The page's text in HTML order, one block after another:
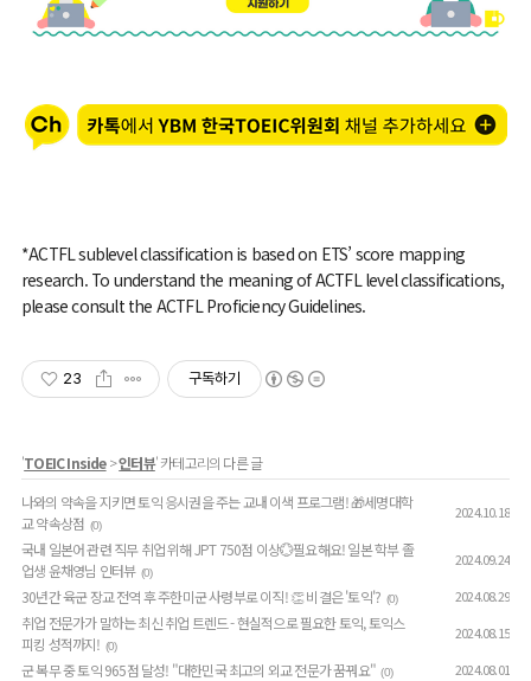
*ACTFL sublevel classification is based on ETS’ score mapping
research. To understand the meaning of ACTFL level classifications,
please consult the ACTFL ProficiencyGuidelines.
23 구독하기
'TOEIC Inside>인터뷰' 카테고리의 다른 글
나와의 약속을 지키면 토익 응시권을 주는 교내 이색 프로그램! 🎁세명대학
교 약속상점 (0)
2024.10.18
국내 일본어 관련 직무 취업 위해 JPT 750점 이상💮필요해요! 일본 학부 졸
업생 윤채영님 인터뷰 (0)
2024.09.24
30년간 육군 장교 전역 후 주한미군 사령부로 이직! 👏 비결은 '토익'? (0) 2024.08.29
취업 전문가가 말하는 최신 취업 트렌드 - 현실적으로 필요한 토익, 토익스
피킹 성적까지! (0)
2024.08.15
군 복무 중 토익 965점 달성! "대한민국 최고의 외교 전문가 꿈꿔요" (0) 2024.08.01